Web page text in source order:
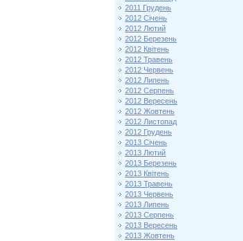
2011 Грудень
2012 Січень
2012 Лютий
2012 Березень
2012 Квітень
2012 Травень
2012 Червень
2012 Липень
2012 Серпень
2012 Вересень
2012 Жовтень
2012 Листопад
2012 Грудень
2013 Січень
2013 Лютий
2013 Березень
2013 Квітень
2013 Травень
2013 Червень
2013 Липень
2013 Серпень
2013 Вересень
2013 Жовтень